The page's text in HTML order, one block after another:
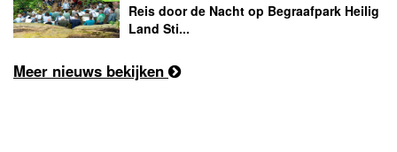
Reis door de Nacht op Begraafpark Heilig
Land Sti...
Meer nieuws bekijken